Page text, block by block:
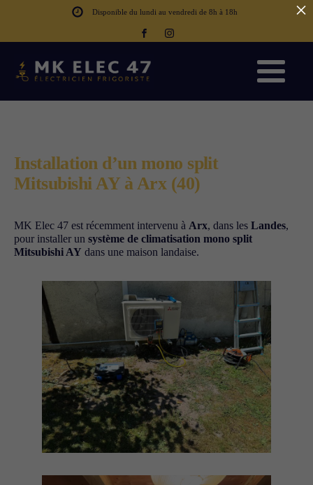
Disponible du lundi au vendredi de 8h à 18h
Installation d’un mono split
Mitsubishi AY à Arx (40)
MK Elec 47 est récemment intervenu à Arx, dans les Landes,
pour installer un système de climatisation mono split
Mitsubishi AY dans une maison landaise.
×